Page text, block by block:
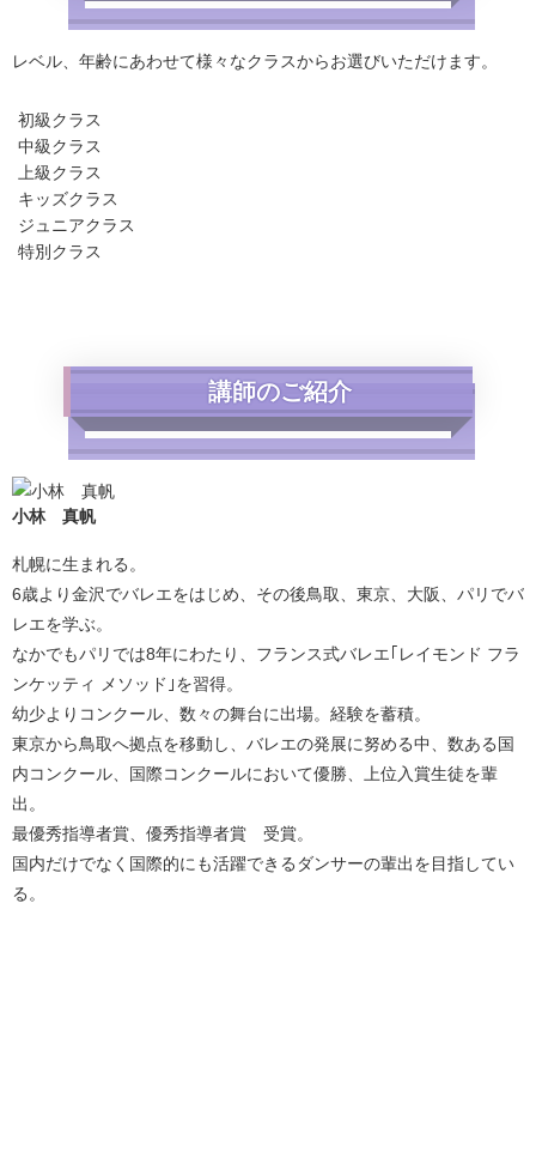
レベル、年齢にあわせて様々なクラスからお選びいただけます。
初級クラス
中級クラス
上級クラス
キッズクラス
ジュニアクラス
特別クラス
講師のご紹介
小林 真帆
札幌に生まれる。
6歳より金沢でバレエをはじめ、その後鳥取、東京、大阪、パリでバ
レエを学ぶ。
なかでもパリでは8年にわたり、フランス式バレエ｢レイモンド フラ
ンケッティ メソッド｣を習得。
幼少よりコンクール、数々の舞台に出場。経験を蓄積。
東京から鳥取へ拠点を移動し、バレエの発展に努める中、数ある国
内コンクール、国際コンクールにおいて優勝、上位入賞生徒を輩
出。
最優秀指導者賞、優秀指導者賞 受賞。
国内だけでなく国際的にも活躍できるダンサーの輩出を目指してい
る。